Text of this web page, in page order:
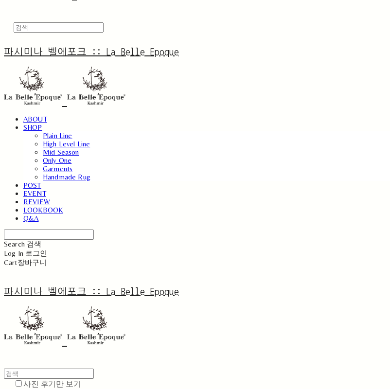
파시미나 벨에포크 :: La Belle Epoque
ABOUT
SHOP
Plain Line
High Level Line
Mid Season
Only One
Garments
Handmade Rug
POST
EVENT
REVIEW
LOOKBOOK
Q&A
Search 검색
Log In 로그인
Cart장바구니
파시미나 벨에포크 :: La Belle Epoque
사진 후기만 보기